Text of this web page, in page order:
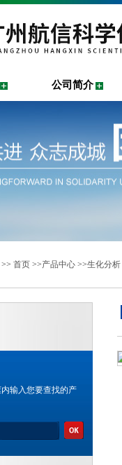
公司简介
首页 >>产品中心 >>生化分析
输入您要查找的产